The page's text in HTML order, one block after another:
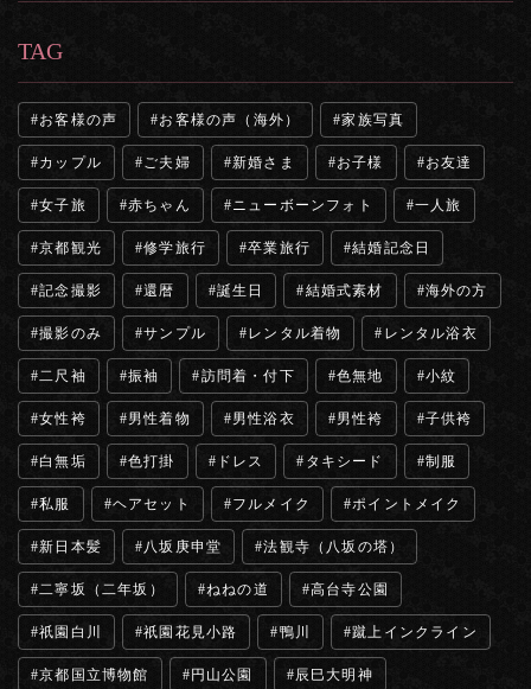
TAG
お客様の声 お客様の声（海外） 家族写真
カップル ご夫婦 新婚さま お子様 お友達
女子旅 赤ちゃん ニューボーンフォト 一人旅
京都観光 修学旅行 卒業旅行 結婚記念日
記念撮影 還暦 誕生日 結婚式素材 海外の方
撮影のみ サンプル レンタル着物 レンタル浴衣
二尺袖 振袖 訪問着・付下 色無地 小紋
女性袴 男性着物 男性浴衣 男性袴 子供袴
白無垢 色打掛 ドレス タキシード 制服
私服 ヘアセット フルメイク ポイントメイク
新日本髪 八坂庚申堂 法観寺（八坂の塔）
二寧坂（二年坂） ねねの道 高台寺公園
祇園白川 祇園花見小路 鴨川 蹴上インクライン
京都国立博物館 円山公園 辰巳大明神